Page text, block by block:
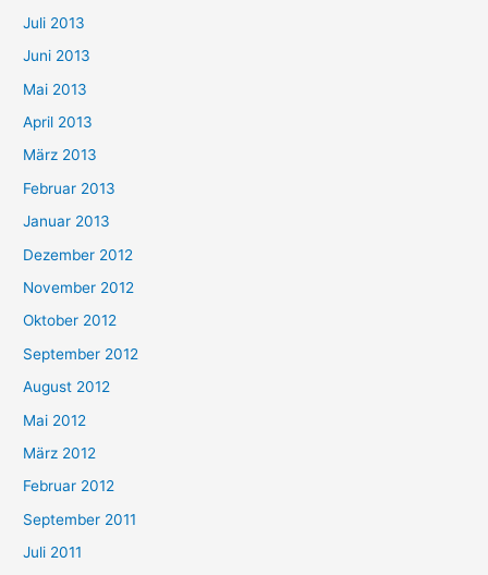
Juli 2013
Juni 2013
Mai 2013
April 2013
März 2013
Februar 2013
Januar 2013
Dezember 2012
November 2012
Oktober 2012
September 2012
August 2012
Mai 2012
März 2012
Februar 2012
September 2011
Juli 2011